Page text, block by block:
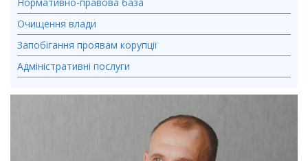
Очищення влади
Запобігання проявам корупції
Адміністративні послуги